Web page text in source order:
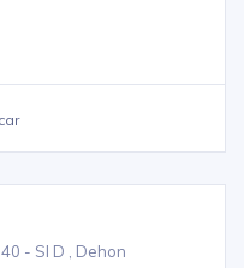
- Sl D , Dehon